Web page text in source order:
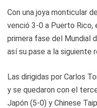
Con una joya monticular
venció 3-0 a Puerto Rico,
primera fase del Mundial
así su pase a la siguiente
Las dirigidas por Carlos
y se quedaron con el
Japón (5-0) y Chinese